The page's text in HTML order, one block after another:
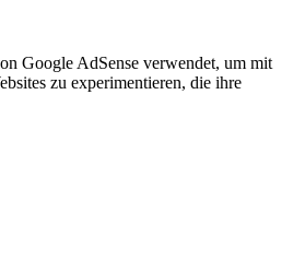
Google AdSense verwendet, um mit
zu experimentieren, die ihre